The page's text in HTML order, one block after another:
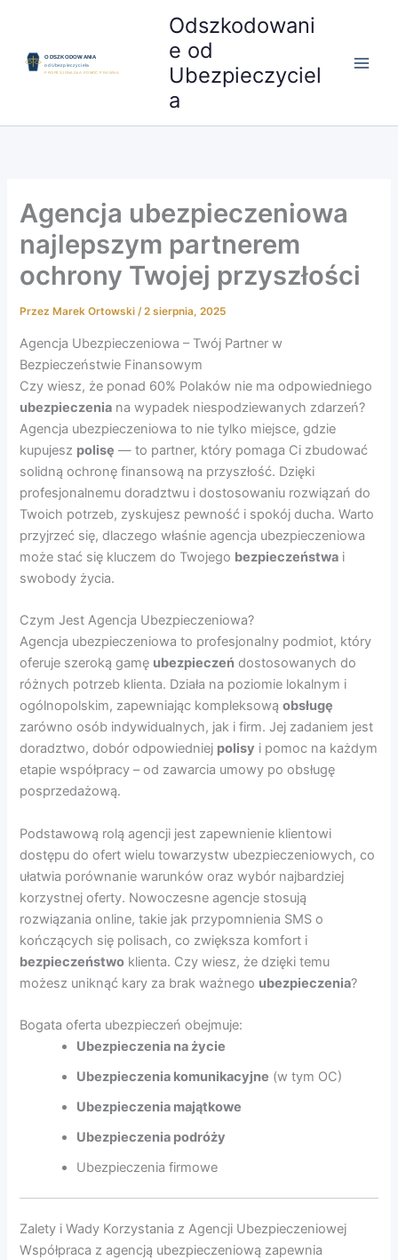
treści
Odszkodowani
e od
Ubezpieczyciel
a
Agencja ubezpieczeniowa
najlepszym partnerem
ochrony Twojej przyszłości
Przez Marek Ortowski/2 sierpnia, 2025
Agencja Ubezpieczeniowa – Twój Partner w
Bezpieczeństwie Finansowym
Czy wiesz, że ponad 60% Polaków nie ma odpowiedniego
ubezpieczenia na wypadek niespodziewanych zdarzeń?
Agencja ubezpieczeniowa to nie tylko miejsce, gdzie
kupujesz polisę — to partner, który pomaga Ci zbudować
solidną ochronę finansową na przyszłość. Dzięki
profesjonalnemu doradztwu i dostosowaniu rozwiązań do
Twoich potrzeb, zyskujesz pewność i spokój ducha. Warto
przyjrzeć się, dlaczego właśnie agencja ubezpieczeniowa
może stać się kluczem do Twojego bezpieczeństwa i
swobody życia.
Czym Jest Agencja Ubezpieczeniowa?
Agencja ubezpieczeniowa to profesjonalny podmiot, który
oferuje szeroką gamę ubezpieczeń dostosowanych do
różnych potrzeb klienta. Działa na poziomie lokalnym i
ogólnopolskim, zapewniając kompleksowąobsługę
zarówno osób indywidualnych, jak i firm. Jej zadaniem jest
doradztwo, dobór odpowiedniej polisy i pomoc na każdym
etapie współpracy – od zawarcia umowy po obsługę
posprzedażową.
Podstawową rolą agencji jest zapewnienie klientowi
dostępu do ofert wielu towarzystw ubezpieczeniowych, co
ułatwia porównanie warunków oraz wybór najbardziej
korzystnej oferty. Nowoczesne agencje stosują
rozwiązania online, takie jak przypomnienia SMS o
kończących się polisach, co zwiększa komfort i
bezpieczeństwo klienta. Czy wiesz, że dzięki temu
możesz uniknąć kary za brak ważnego ubezpieczenia?
Bogata oferta ubezpieczeń obejmuje:
Ubezpieczenia na życie
Ubezpieczenia komunikacyjne (w tym OC)
Ubezpieczenia majątkowe
Ubezpieczenia podróży
Ubezpieczenia firmowe
Zalety i Wady Korzystania z Agencji Ubezpieczeniowej
Współpraca z agencją ubezpieczeniową zapewnia